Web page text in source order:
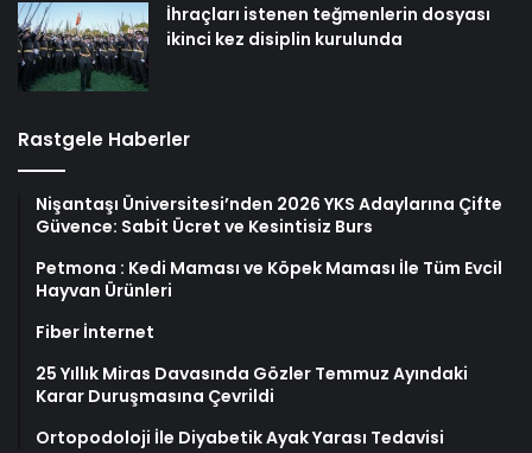
İhraçları istenen teğmenlerin dosyası
ikinci kez disiplin kurulunda
Rastgele Haberler
Nişantaşı Üniversitesi’nden 2026 YKS Adaylarına Çifte
Güvence: Sabit Ücret ve Kesintisiz Burs
Petmona : Kedi Maması ve Köpek Maması İle Tüm Evcil
Hayvan Ürünleri
Fiber İnternet
25 Yıllık Miras Davasında Gözler Temmuz Ayındaki
Karar Duruşmasına Çevrildi
Ortopodoloji İle Diyabetik Ayak Yarası Tedavisi